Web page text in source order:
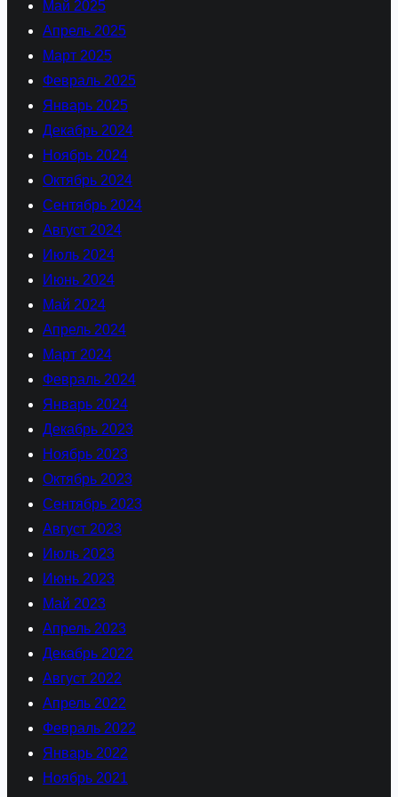
Май 2025
Апрель 2025
Март 2025
Февраль 2025
Январь 2025
Декабрь 2024
Ноябрь 2024
Октябрь 2024
Сентябрь 2024
Август 2024
Июль 2024
Июнь 2024
Май 2024
Апрель 2024
Март 2024
Февраль 2024
Январь 2024
Декабрь 2023
Ноябрь 2023
Октябрь 2023
Сентябрь 2023
Август 2023
Июль 2023
Июнь 2023
Май 2023
Апрель 2023
Декабрь 2022
Август 2022
Апрель 2022
Февраль 2022
Январь 2022
Ноябрь 2021